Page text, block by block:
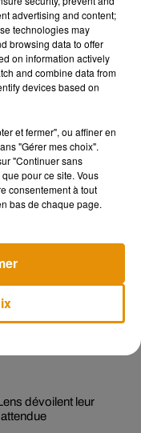
le remix de « Love
Minogue
dévoilent leur
advertising and content;
technologies may
browsing data to offer
on information actively
and combine data from
devices based on
et fermer", ou affiner en
"Gérer mes choix".
"Continuer sans
pour ce site. Vous
consentement à tout
bas de chaque page.